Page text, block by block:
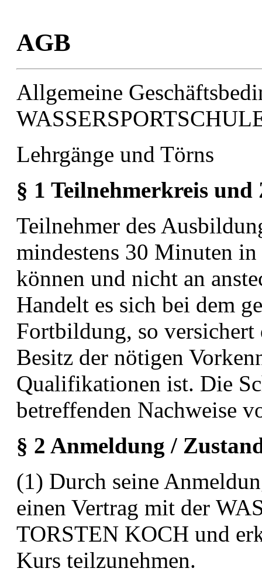
AGB
Allgemeine
Lehrgänge und Törns
§ 1 Teilnehmerkreis und
Teilnehmer des
mindestens 30 Minuten
können und nicht an
Handelt es sich bei dem
Fortbildung, so versichert
Besitz der nötigen
Qualifikationen ist. Die
betreffenden Nachweise
§ 2 Anmeldung /
(1) Durch seine
einen Vertrag mit der
TORSTEN KOCH und
Kurs teilzunehmen.